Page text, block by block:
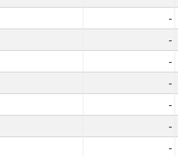
-
-
-
-
-
-
-